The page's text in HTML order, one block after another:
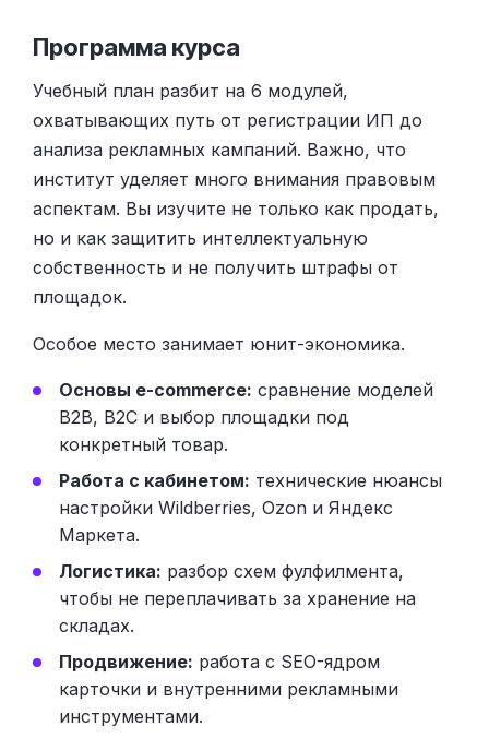
Программа курса
Учебный план разбит на 6 модулей,
охватывающих путь от регистрации ИП до
анализа рекламных кампаний. Важно, что
институт уделяет много внимания правовым
аспектам. Вы изучите не только как продать,
но и как защитить интеллектуальную
собственность и не получить штрафы от
площадок.
Особое место занимает юнит-экономика.
Основы e-commerce: сравнение моделей
B2B, B2C и выбор площадки под
конкретный товар.
Работа с кабинетом: технические нюансы
настройки Wildberries, Ozon и Яндекс
Маркета.
Логистика: разбор схем фулфилмента,
чтобы не переплачивать за хранение на
складах.
Продвижение: работа с SEO-ядром
карточки и внутренними рекламными
инструментами.